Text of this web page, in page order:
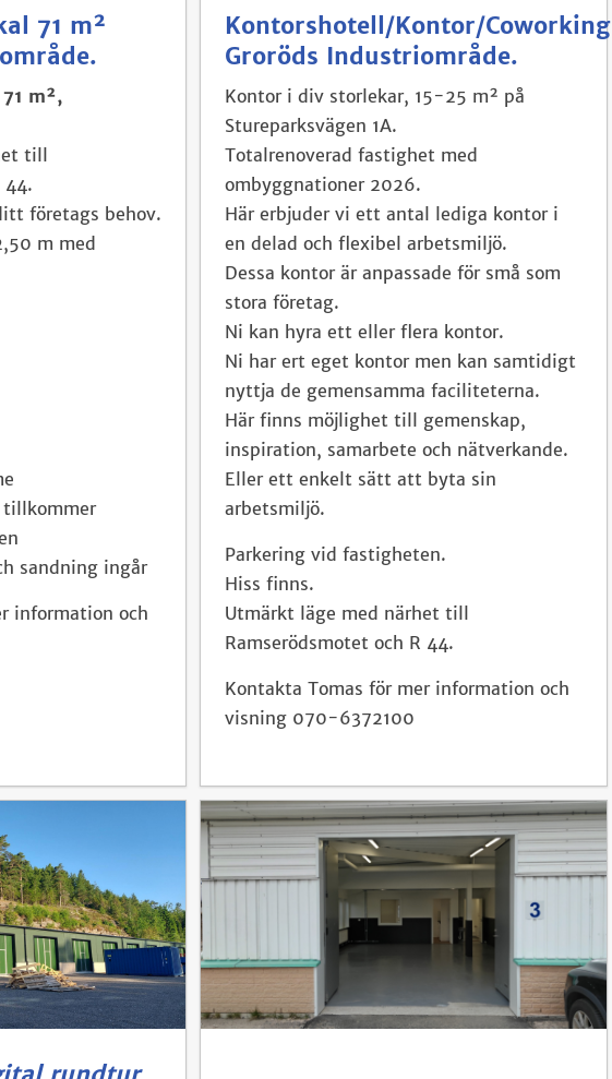
71 m²
m²,
till
44.
företags behov.
m med
tillkommer
sandning ingår
information och
Kontorshotell/Kontor/Coworking
Groröds Industriområde.
Kontor i div storlekar, 15-25 m² på
Stureparksvägen 1A.
Totalrenoverad fastighet med
ombyggnationer 2026.
Här erbjuder vi ett antal lediga kontor i
en delad och flexibel arbetsmiljö.
Dessa kontor är anpassade för små som
stora företag.
Ni kan hyra ett eller flera kontor.
Ni har ert eget kontor men kan samtidigt
nyttja de gemensamma faciliteterna.
Här finns möjlighet till gemenskap,
inspiration, samarbete och nätverkande.
Eller ett enkelt sätt att byta sin
arbetsmiljö.
Parkering vid fastigheten.
Hiss finns.
Utmärkt läge med närhet till
Ramserödsmotet och R 44.
Kontakta Tomas för mer information och
visning 070-6372100